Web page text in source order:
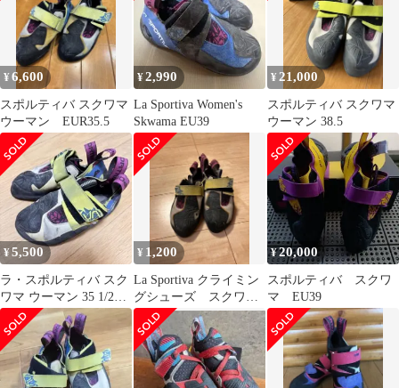
¥6,600
スポルティバ スクワマ
ウーマン EUR35.5
¥2,990
La Sportiva Women's
Skwama EU39
¥ 21,000
スポルティバ スクワマ
ウーマン 38.5
¥5,500
ラ・スポルティバ スク
ワマ ウーマン 35 1/2
LA SPORTIVA
¥ 1,200
La Sportiva クライミン
グシューズ スクワマ
ウーマン EU36.5
¥20,000
スポルティバ スクワ
マ EU39